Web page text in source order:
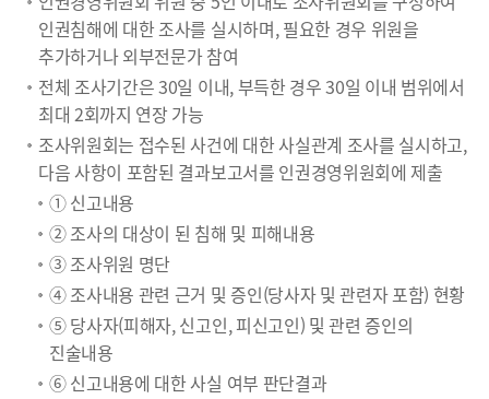
인권침해에 대한 조사를 실시하며, 필요한 경우 위원을
추가하거나 외부전문가 참여
전체 조사기간은 30일 이내, 부득한 경우 30일 이내 범위에서
최대 2회까지 연장 가능
조사위원회는 접수된 사건에 대한 사실관계 조사를 실시하고,
다음 사항이 포함된 결과보고서를 인권경영위원회에 제출
① 신고내용
② 조사의 대상이 된 침해 및 피해내용
③ 조사위원 명단
④ 조사내용 관련 근거 및 증인(당사자 및 관련자 포함) 현황
⑤ 당사자(피해자, 신고인, 피신고인) 및 관련 증인의
진술내용
⑥ 신고내용에 대한 사실 여부 판단결과